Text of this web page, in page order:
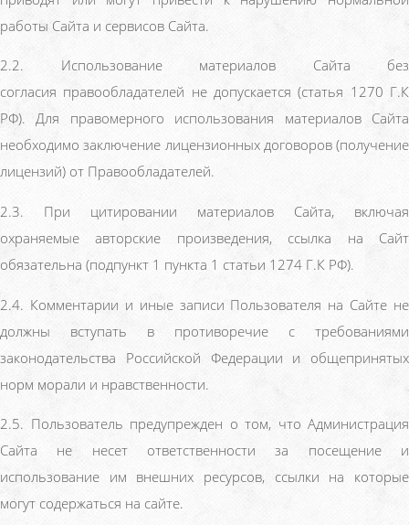
работы Сайта и сервисов Сайта.
2.2. Использование материалов Сайта без
согласия правообладателей не допускается (статья 1270 Г.К
РФ). Для правомерного использования материалов Сайта
необходимо заключение лицензионных договоров (получение
лицензий) от Правообладателей.
2.3. При цитировании материалов Сайта, включая
охраняемые авторские произведения, ссылка на Сайт
обязательна (подпункт 1 пункта 1 статьи 1274 Г.К РФ).
2.4. Комментарии и иные записи Пользователя на Сайте не
должны вступать в противоречие с требованиями
законодательства Российской Федерации и общепринятых
норм морали и нравственности.
2.5. Пользователь предупрежден о том, что Администрация
Сайта не несет ответственности за посещение и
использование им внешних ресурсов, ссылки на которые
могут содержаться на сайте.